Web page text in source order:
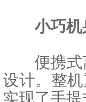
小巧机身
便携式
设计。整
实现了手